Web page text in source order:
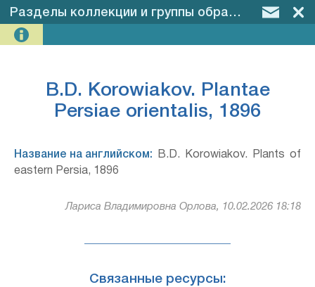
Разделы коллекции и группы образцов –B.D.
B.D. Korowiakov. Plantae
Persiae orientalis, 1896
Название на английском: B.D. Korowiakov. Plants of
eastern Persia, 1896
Лариса Владимировна Орлова, 10.02.2026 18:18
Связанные ресурсы: